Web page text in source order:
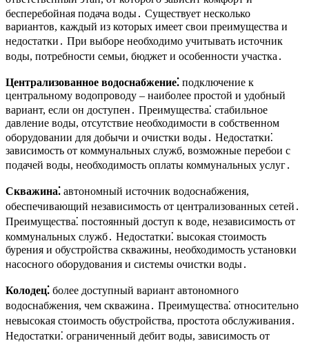
бесперебойная подача воды․ Существует несколько
вариантов, каждый из которых имеет свои преимущества и
недостатки․ При выборе необходимо учитывать источник
воды, потребности семьи, бюджет и особенности участка․
Централизованное водоснабжение⁚ подключение к
центральному водопроводу – наиболее простой и удобный
вариант, если он доступен․ Преимущества⁚ стабильное
давление воды, отсутствие необходимости в собственном
оборудовании для добычи и очистки воды․ Недостатки⁚
зависимость от коммунальных служб, возможные перебои с
подачей воды, необходимость оплаты коммунальных услуг․
Скважина⁚ автономный источник водоснабжения,
обеспечивающий независимость от централизованных сетей․
Преимущества⁚ постоянный доступ к воде, независимость от
коммунальных служб․ Недостатки⁚ высокая стоимость
бурения и обустройства скважины, необходимость установки
насосного оборудования и системы очистки воды․
Колодец⁚ более доступный вариант автономного
водоснабжения, чем скважина․ Преимущества⁚ относительно
невысокая стоимость обустройства, простота обслуживания․
Недостатки⁚ ограниченный дебит воды, зависимость от